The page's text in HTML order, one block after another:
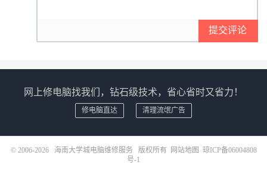
提交评论
网上修电脑找我们，钻石级技术，省心省时又省力！
修电脑直达 清理流氓广告
© 2006-2026 海南大学城电脑维修服务 版权所有 网站地图 琼ICP备06004808
号-1